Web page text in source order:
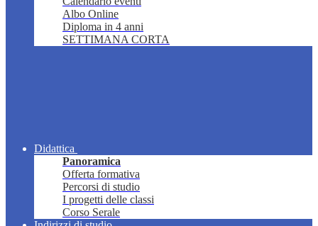
Albo Online
Diploma in 4 anni
SETTIMANA CORTA
Didattica
Panoramica
Offerta formativa
Percorsi di studio
I progetti delle classi
Corso Serale